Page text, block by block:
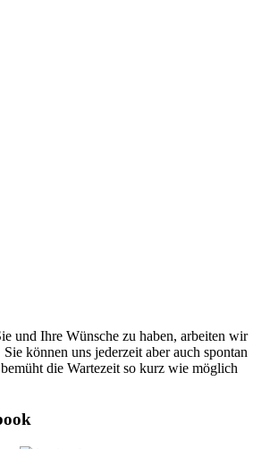
und Ihre Wünsche zu haben, arbeiten wir
können uns jederzeit aber auch spontan
die Wartezeit so kurz wie möglich